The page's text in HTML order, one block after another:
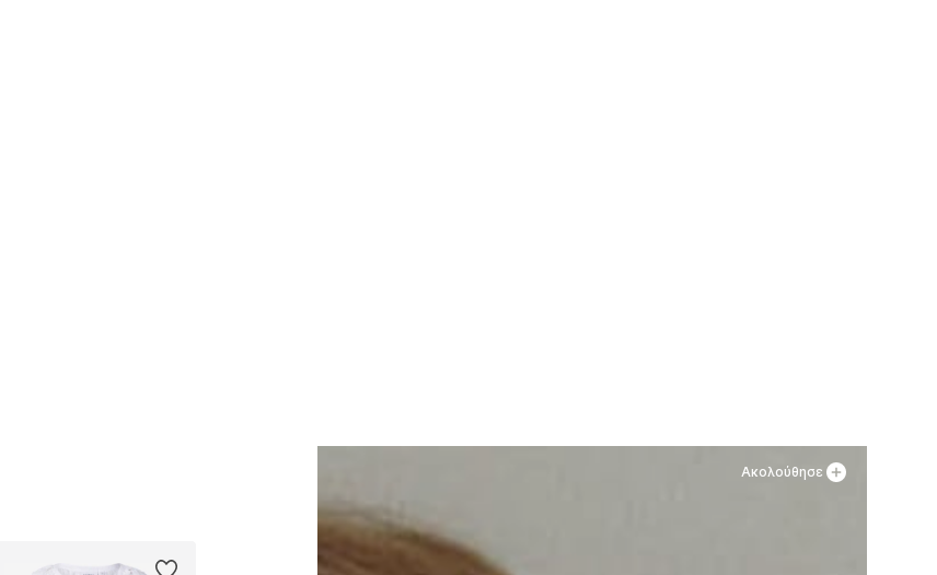
Ακολούθησε